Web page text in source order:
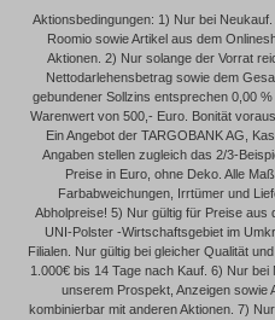
Aktionsbedingungen: 1) Nur bei
Roomio sowie Artikel aus dem
Aktionen. 2) Nur solange der Vorrat
Nettodarlehensbetrag sowie dem
gebundener Sollzins entsprechen 0,00
Warenwert von 500,- Euro. Bonität
Ein Angebot der TARGOBANK AG,
Angaben stellen zugleich das 2/3-
Preise in Euro, ohne Deko. Alle
Farbabweichungen, Irrtümer und
Abholpreise! 5) Nur gültig für Preise aus
UNI-Polster -Wirtschaftsgebiet im
Filialen. Nur gültig bei gleicher Qualität
1.000€ bis 14 Tage nach Kauf. 6) Nur
unserem Prospekt, Anzeigen sowie
kombinierbar mit anderen Aktionen. 7)